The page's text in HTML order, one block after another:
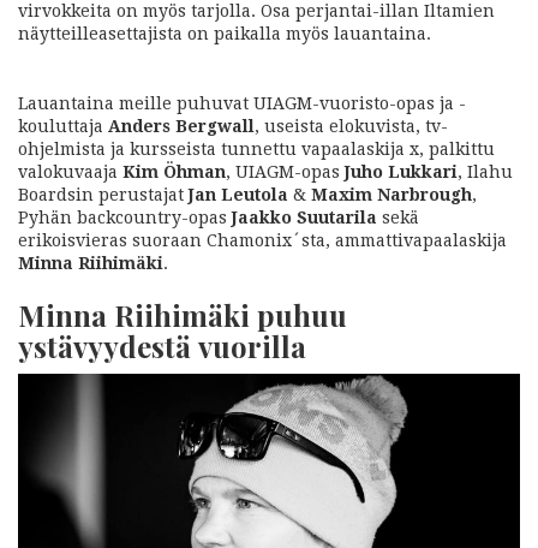
virvokkeita on myös tarjolla. Osa perjantai-illan Iltamien
näytteilleasettajista on paikalla myös lauantaina.
Lauantaina meille puhuvat UIAGM-vuoristo-opas ja -
kouluttaja Anders Bergwall , useista elokuvista, tv-
ohjelmista ja kursseista tunnettu vapaalaskija x, palkittu
valokuvaaja Kim Öhman, UIAGM-opasJuho Lukkari, Ilahu
Boardsin perustajatJan Leutola & Maxim Narbrough,
Pyhän backcountry-opasJaakko Suutarila sekä
erikoisvieras suoraan Chamonix´sta, ammattivapaalaskija
Minna Riihimäki.
Minna Riihimäki puhuu
ystävyydestä vuorilla